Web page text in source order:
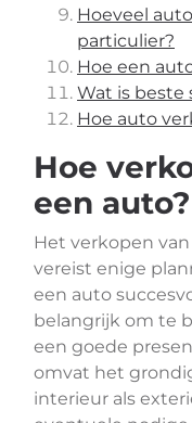
Hoeveel
particulier?
Hoe een
Wat is beste
Hoe auto
Hoe
een auto?
Het verkopen
vereist enige
een auto
belangrijk om te
een goede
omvat het
interieur als